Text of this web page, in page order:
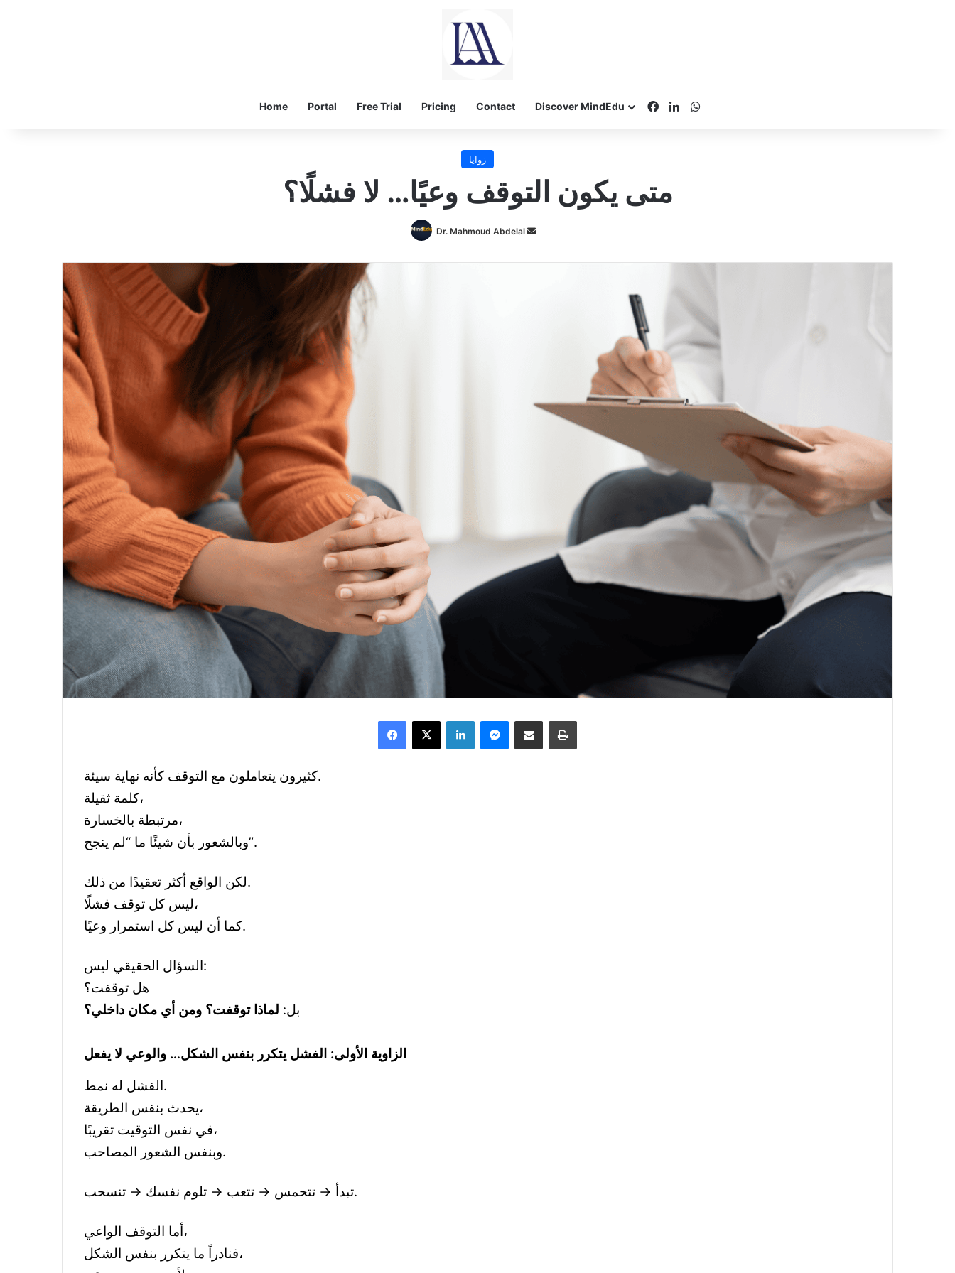
Home Portal Free Trial Pricing Contact Discover MindEdu Facebook
LinkedInWhatsApp
زوايا
متى يكون التوقف وعيًا… لا فشلًا؟
Dr. Mahmoud Abdelal
Send
email
Facebook
X LinkedInMessenger
Share via Email Print
كثيرون يتعاملون مع التوقف كأنه نهاية سيئة.
كلمة ثقيلة،
مرتبطة بالخسارة،
وبالشعور بأن شيئًا ما “لم ينجح”.
لكن الواقع أكثر تعقيدًا من ذلك.
ليس كل توقف فشلًا،
كما أن ليس كل استمرار وعيًا.
السؤال الحقيقي ليس:
هل توقفت؟
بل: لماذا توقفت؟ ومن أي مكان داخلي؟
الزاوية الأولى: الفشل يتكرر بنفس الشكل… والوعي لا يفعل
الفشل له نمط.
يحدث بنفس الطريقة،
في نفس التوقيت تقريبًا،
وبنفس الشعور المصاحب.
تبدأ → تتحمس → تتعب → تلوم نفسك → تنسحب.
أما التوقف الواعي،
فنادراً ما يتكرر بنفس الشكل،